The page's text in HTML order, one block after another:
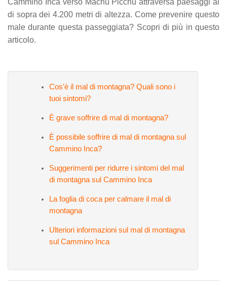
Cammino Inca verso Machu Picchu attraversa paesaggi al
di sopra dei 4.200 metri di altezza. Come prevenire questo
male durante questa passeggiata? Scopri di più in questo
articolo.
Cos’è il mal di montagna? Quali sono i
tuoi sintomi?
È grave soffrire di mal di montagna?
È possibile soffrire di mal di montagna sul
Cammino Inca?
Suggerimenti per ridurre i sintomi del mal
di montagna sul Cammino Inca
La foglia di coca per calmare il mal di
montagna
Ulteriori informazioni sul mal di montagna
sul Cammino Inca